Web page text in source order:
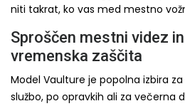
niti takrat, ko vas med mestno
Sproščen mestni videz
vremenska zaščita
Model Vaulture je popolna izbira
službo, po opravkih ali za večerna